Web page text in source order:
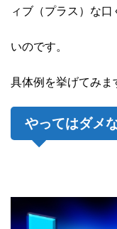
ィブ（プラス）な
いのです。
具体例を挙げてみま
やってはダメ